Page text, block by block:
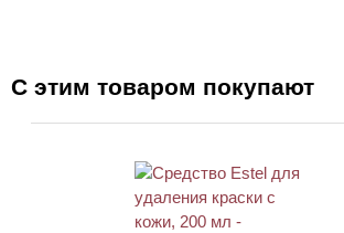
С этим товаром покупают